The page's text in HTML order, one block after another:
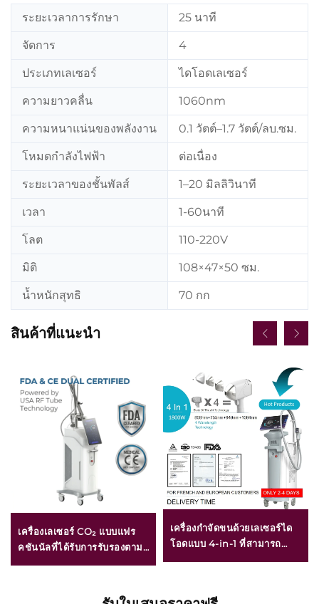
ระยะเวลาการรักษา 25 นาที
จัดการ 4
ประเภทเลเซอร์ ไดโอดเลเซอร์
ความยาวคลื่น 1060nm
ความหนาแน่นของพลังงาน 0.1 วัตต์–1.7 วัตต์/ลบ.ซม.
โหมดกำลังไฟฟ้า ต่อเนื่อง
ระยะเวลาของชั้นพัลส์ 1–20 มิลลิวินาที
เวลา 1-60นาที
โลต 110-220V
มิติ 108×47×50 ซม.
น้ำหนักสุทธิ 70 กก
สินค้าที่แนะนำ
เครื่องเลเซอร์ CO₂ แบบแฟร
คชันนัลที่ได้รับการรับรองตาม
เครื่องกำจัดขนด้วยเลเซอร์ได
โอดแบบ 4-in-1 ที่สามารถ